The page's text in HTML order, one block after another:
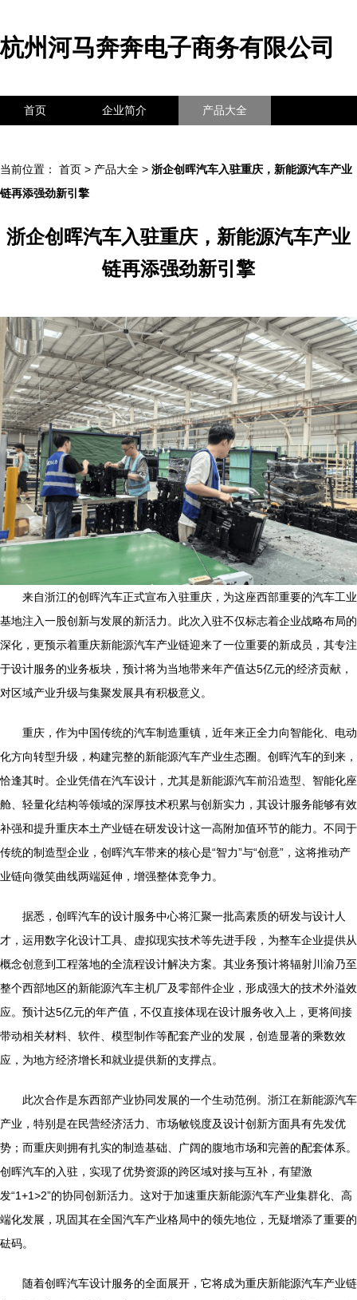
杭州河马奔奔电子商务有限公司
首页 企业简介 产品大全
当前位置： 首页 > 产品大全 > 浙企创晖汽车入驻重庆，新能源汽车产业
链再添强劲新引擎
浙企创晖汽车入驻重庆，新能源汽车产业
链再添强劲新引擎
来自浙江的创晖汽车正式宣布入驻重庆，为这座西部重要的汽车工业
基地注入一股创新与发展的新活力。此次入驻不仅标志着企业战略布局的
深化，更预示着重庆新能源汽车产业链迎来了一位重要的新成员，其专注
于设计服务的业务板块，预计将为当地带来年产值达5亿元的经济贡献，
对区域产业升级与集聚发展具有积极意义。
重庆，作为中国传统的汽车制造重镇，近年来正全力向智能化、电动
化方向转型升级，构建完整的新能源汽车产业生态圈。创晖汽车的到来，
恰逢其时。企业凭借在汽车设计，尤其是新能源汽车前沿造型、智能化座
舱、轻量化结构等领域的深厚技术积累与创新实力，其设计服务能够有效
补强和提升重庆本土产业链在研发设计这一高附加值环节的能力。不同于
传统的制造型企业，创晖汽车带来的核心是“智力”与“创意”，这将推动产
业链向微笑曲线两端延伸，增强整体竞争力。
据悉，创晖汽车的设计服务中心将汇聚一批高素质的研发与设计人
才，运用数字化设计工具、虚拟现实技术等先进手段，为整车企业提供从
概念创意到工程落地的全流程设计解决方案。其业务预计将辐射川渝乃至
整个西部地区的新能源汽车主机厂及零部件企业，形成强大的技术外溢效
应。预计达5亿元的年产值，不仅直接体现在设计服务收入上，更将间接
带动相关材料、软件、模型制作等配套产业的发展，创造显著的乘数效
应，为地方经济增长和就业提供新的支撑点。
此次合作是东西部产业协同发展的一个生动范例。浙江在新能源汽车
产业，特别是在民营经济活力、市场敏锐度及设计创新方面具有先发优
势；而重庆则拥有扎实的制造基础、广阔的腹地市场和完善的配套体系。
创晖汽车的入驻，实现了优势资源的跨区域对接与互补，有望激
发“1+1>2”的协同创新活力。这对于加速重庆新能源汽车产业集群化、高
端化发展，巩固其在全国汽车产业格局中的领先地位，无疑增添了重要的
砝码。
随着创晖汽车设计服务的全面展开，它将成为重庆新能源汽车产业链